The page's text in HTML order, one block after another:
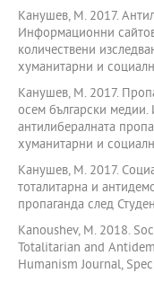
Канушев, М. 2017.
Информационни
количествени
хуманитарни и
Канушев, М. 2017.
осем български
антилибералната
хуманитарни и
Канушев, М. 2017.
тоталитарна и
пропаганда след
Kanoushev, M. 2018.
Totalitarian and
Humanism Journal,